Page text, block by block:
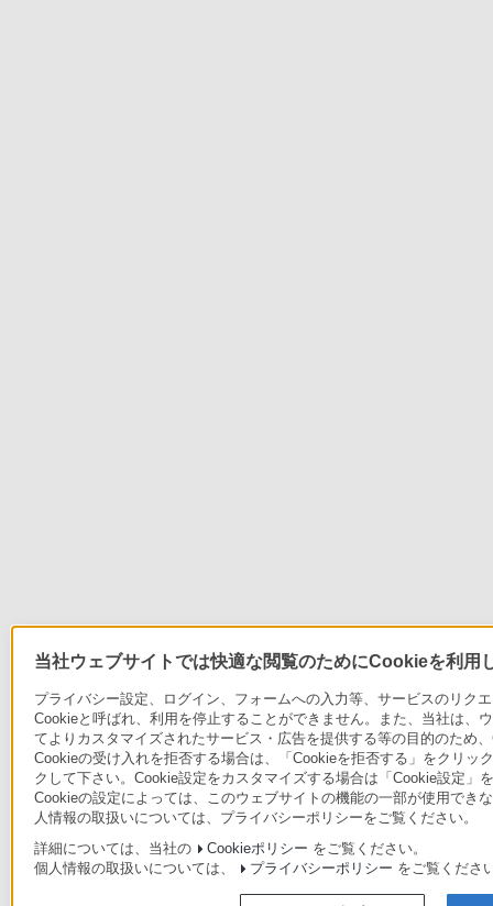
当社ウェブサイトでは快適な閲覧のためにCookieを利用
プライバシー設定、ログイン、フォームへの入力等、サービスのリク
Cookieと呼ばれ、利用を停止することができません。また、当社は、
てよりカスタマイズされたサービス・広告を提供する等の目的のため
Cookieの受け入れを拒否する場合は、「Cookieを拒否する」をクリ
クして下さい。Cookie設定をカスタマイズする場合は「Cookie設定
Cookieの設定によっては、このウェブサイトの機能の一部が使用でき
人情報の取扱いについては、プライバシーポリシーをご覧ください。
詳細については、当社の Cookieポリシー をご覧ください。
個人情報の取扱いについては、
プライバシーポリシー をご覧くださ